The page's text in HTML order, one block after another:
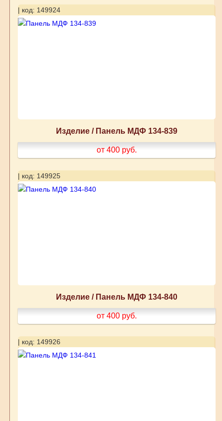
| код: 149924
Изделие / Панель МДФ 134-839
от 400 руб.
| код: 149925
Изделие / Панель МДФ 134-840
от 400 руб.
| код: 149926